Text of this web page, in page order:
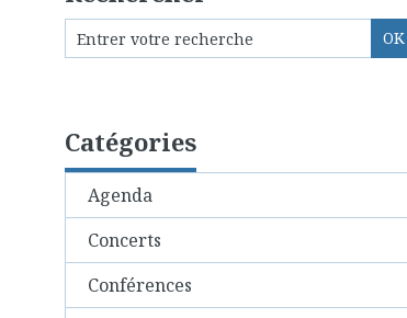
Catégories
Agenda
Concerts
Conférences